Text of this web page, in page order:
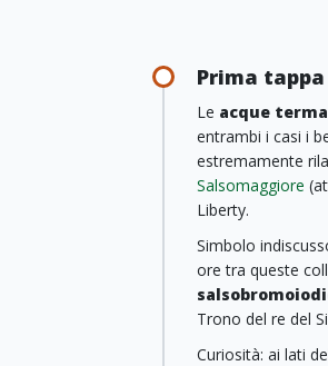
Prima
Le acque
entrambi i casi i
estremamente
Salsomaggiore
Liberty.
Simbolo
ore tra queste
Trono del re del
Curiosità: ai lati